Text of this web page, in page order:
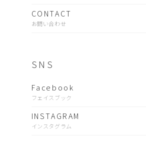
CONTACT
お問い合わせ
SNS
Facebook
フェイスブック
INSTAGRAM
インスタグラム